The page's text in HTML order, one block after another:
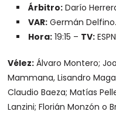
Árbitro: Darío
VAR: Germán Delfino.
Hora: 19:15 – TV:
Vélez: Álvaro Montero;
Mammana, Lisandro
Claudio Baeza; Matías
Lanzini; Florián Monzón o